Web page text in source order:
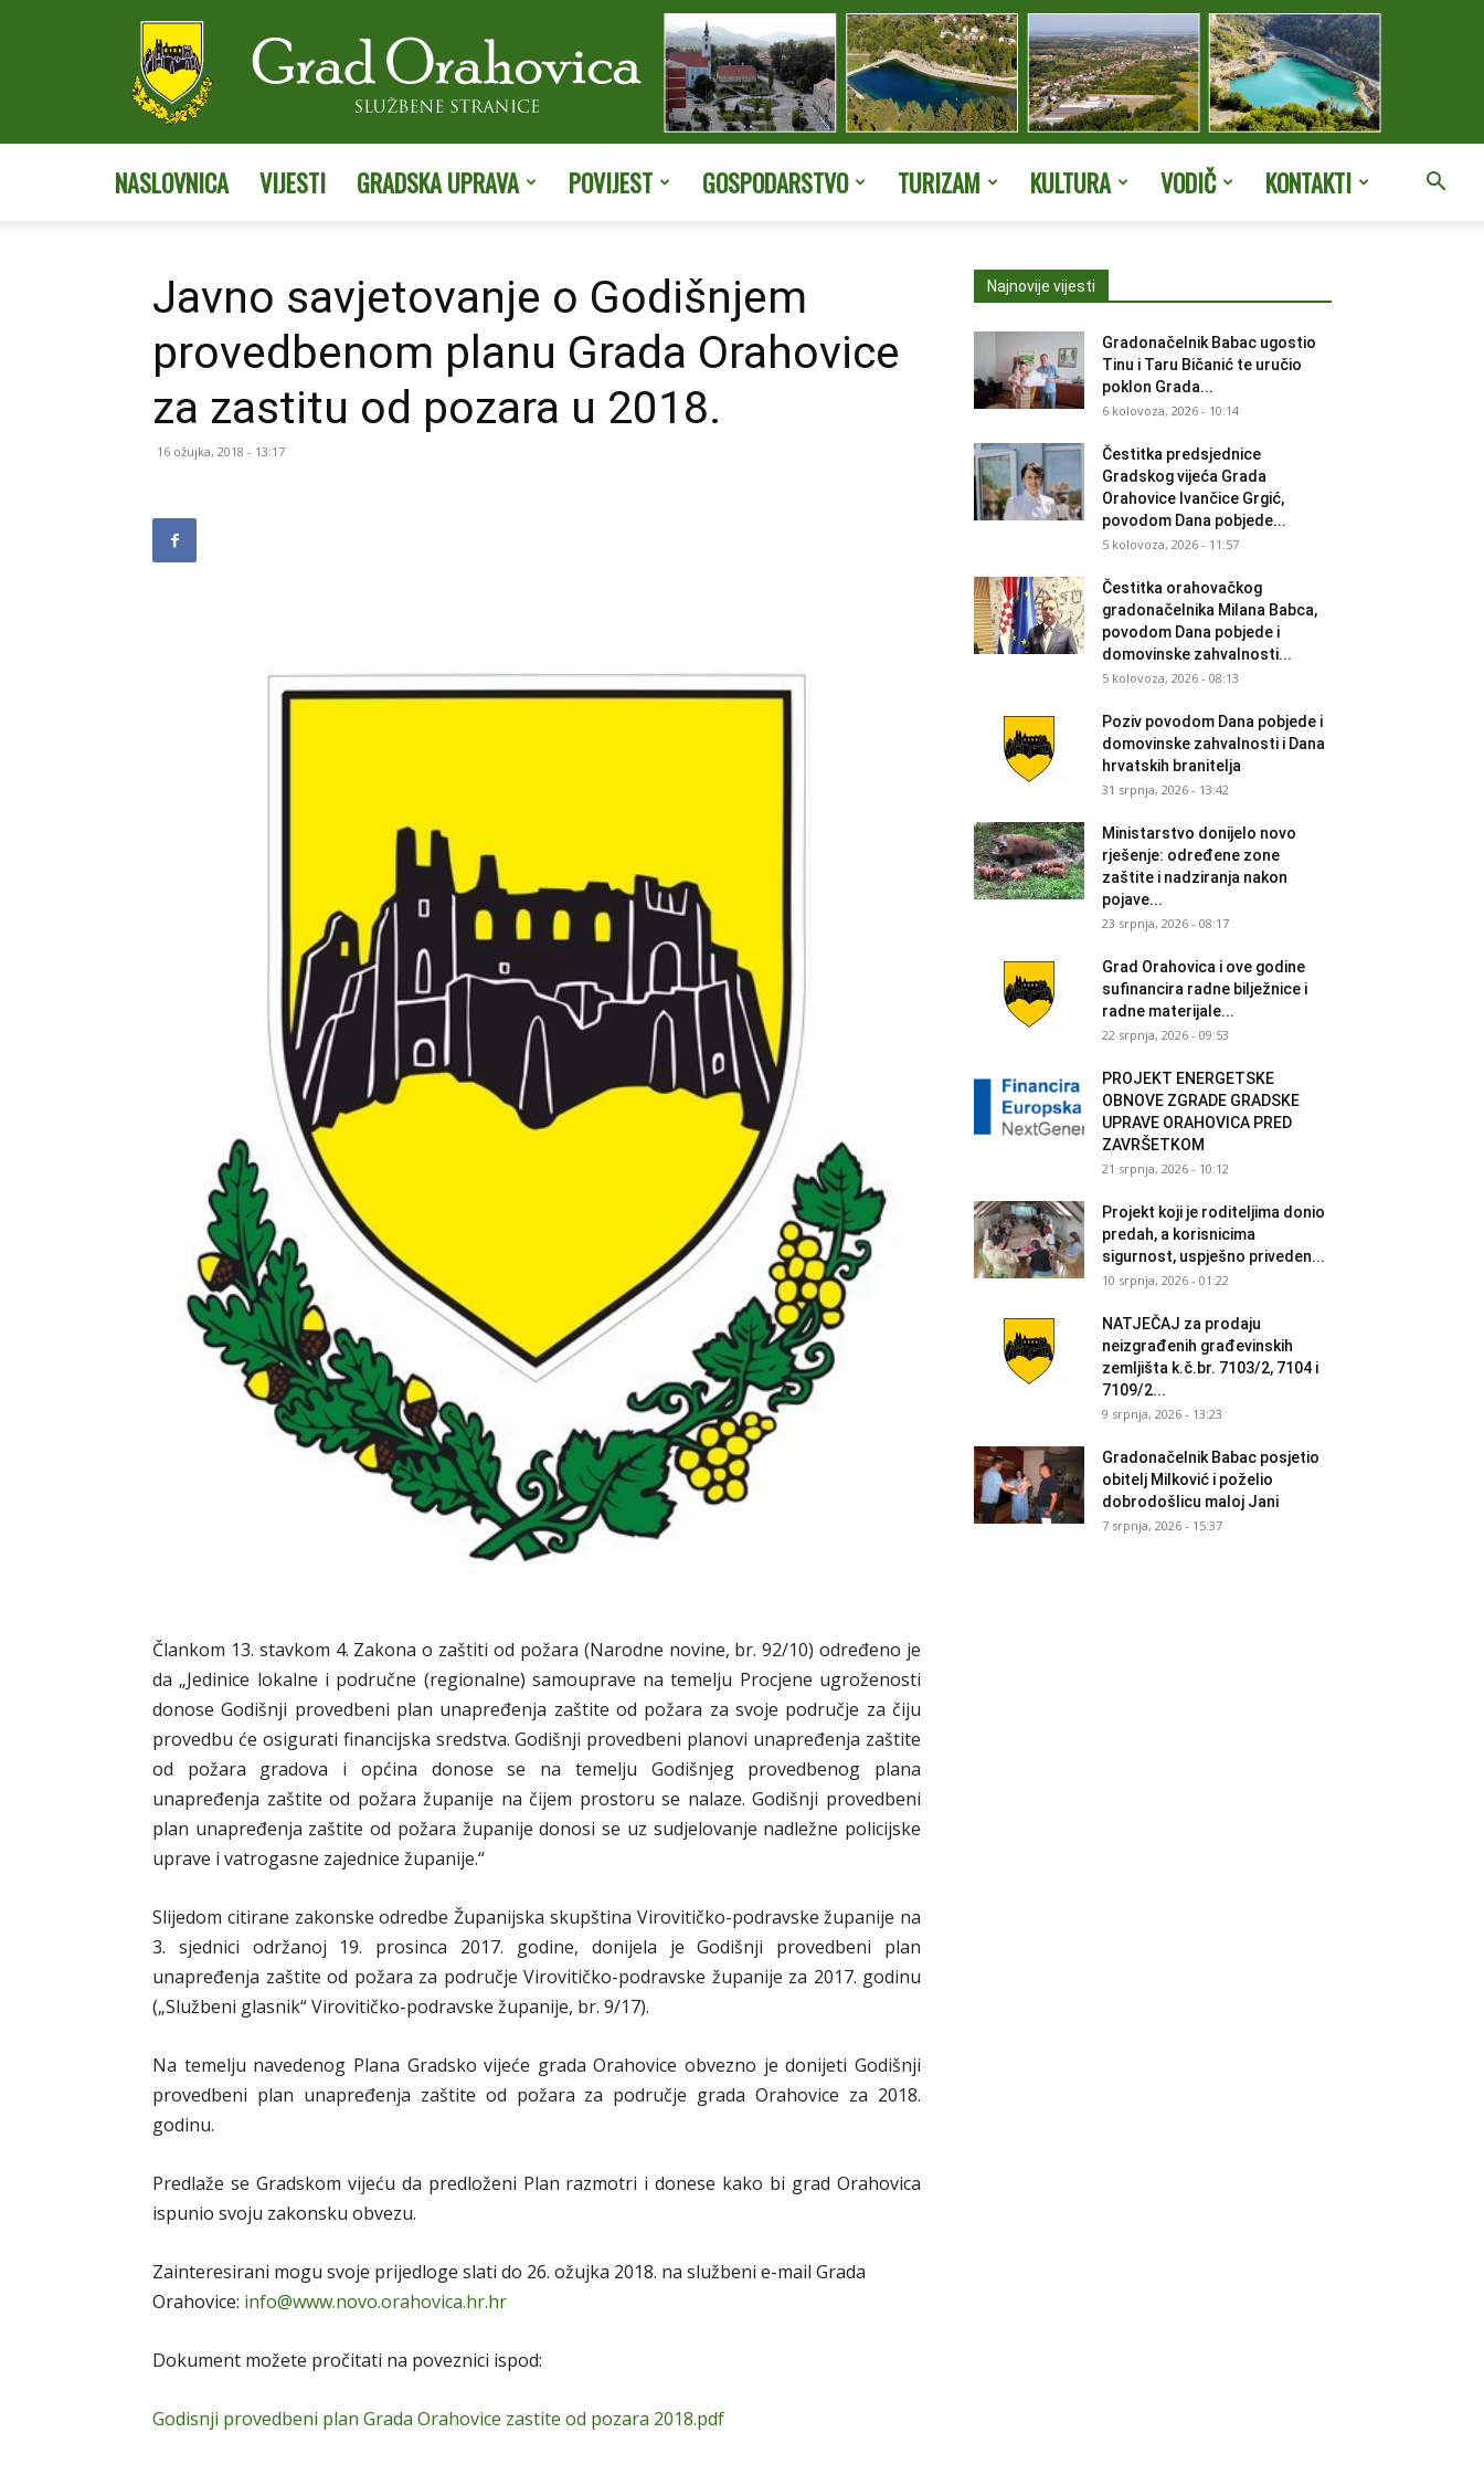
stranice
NASLOVNICA VIJESTI GRADSKA UPRAVA POVIJEST GOSPODARSTVO TURIZAM KULTURA VODIČ KONTAKTI
Javno savjetovanje o Godišnjem
provedbenom planu Grada Orahovice
za zastitu od pozara u 2018.
16 ožujka, 2018 - 13:17
Člankom 13. stavkom 4. Zakona o zaštiti od požara (Narodne novine, br. 92/10) određeno je
da „Jedinice lokalne i područne (regionalne) samouprave na temelju Procjene ugroženosti
donose Godišnji provedbeni plan unapređenja zaštite od požara za svoje područje za čiju
provedbu će osigurati financijska sredstva. Godišnji provedbeni planovi unapređenja zaštite
od požara gradova i općina donose se na temelju Godišnjeg provedbenog plana
unapređenja zaštite od požara županije na čijem prostoru se nalaze. Godišnji provedbeni
plan unapređenja zaštite od požara županije donosi se uz sudjelovanje nadležne policijske
uprave i vatrogasne zajednice županije.“
Slijedom citirane zakonske odredbe Županijska skupština Virovitičko-podravske županije na
3. sjednici održanoj 19. prosinca 2017. godine, donijela je Godišnji provedbeni plan
unapređenja zaštite od požara za područje Virovitičko-podravske županije za 2017. godinu
(„Službeni glasnik“ Virovitičko-podravske županije, br. 9/17).
Na temelju navedenog Plana Gradsko vijeće grada Orahovice obvezno je donijeti Godišnji
provedbeni plan unapređenja zaštite od požara za područje grada Orahovice za 2018.
godinu.
Predlaže se Gradskom vijeću da predloženi Plan razmotri i donese kako bi grad Orahovica
ispunio svoju zakonsku obvezu.
Zainteresirani mogu svoje prijedloge slati do 26. ožujka 2018. na službeni e-mail Grada
Orahovice: info@www.novo.orahovica.hr.hr
Dokument možete pročitati na poveznici ispod:
Godisnji provedbeni plan Grada Orahovice zastite od pozara 2018.pdf
Najnovije vijesti
Gradonačelnik Babac ugostio
Tinu i Taru Bičanić te uručio
poklon Grada...
6 kolovoza, 2026 - 10:14
Čestitka predsjednice
Gradskog vijeća Grada
Orahovice Ivančice Grgić,
povodom Dana pobjede...
5 kolovoza, 2026 - 11:57
Čestitka orahovačkog
gradonačelnika Milana Babca,
povodom Dana pobjede i
domovinske zahvalnosti...
5 kolovoza, 2026 - 08:13
Poziv povodom Dana pobjede i
domovinske zahvalnosti i Dana
hrvatskih branitelja
31 srpnja, 2026 - 13:42
Ministarstvo donijelo novo
rješenje: određene zone
zaštite i nadziranja nakon
pojave...
23 srpnja, 2026 - 08:17
Grad Orahovica i ove godine
sufinancira radne bilježnice i
radne materijale...
22 srpnja, 2026 - 09:53
PROJEKT ENERGETSKE
OBNOVE ZGRADE GRADSKE
UPRAVE ORAHOVICA PRED
ZAVRŠETKOM
21 srpnja, 2026 - 10:12
Projekt koji je roditeljima donio
predah, a korisnicima
sigurnost, uspješno priveden...
10 srpnja, 2026 - 01:22
NATJEČAJ za prodaju
neizgrađenih građevinskih
zemljišta k.č.br. 7103/2, 7104 i
7109/2...
9 srpnja, 2026 - 13:23
Gradonačelnik Babac posjetio
obitelj Milković i poželio
dobrodošlicu maloj Jani
7 srpnja, 2026 - 15:37